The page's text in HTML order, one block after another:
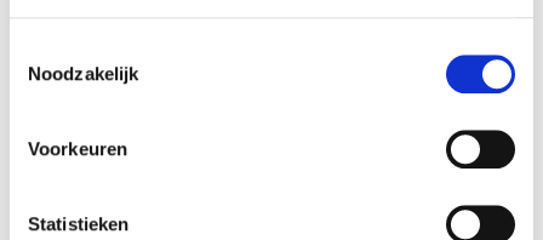
Noodzakelijk
Voorkeuren
Statistieken
nog bij HR ligt.
Joinuz helpt jou aan
Postcode